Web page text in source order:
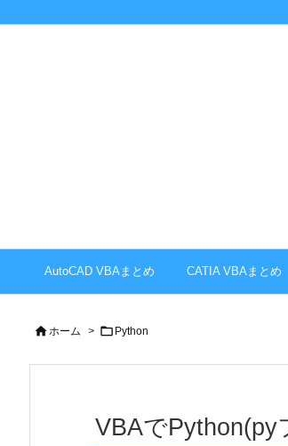
AutoCAD VBAまとめ CATIA VBAまとめ
 ホーム >  Python
VBAでPython(py